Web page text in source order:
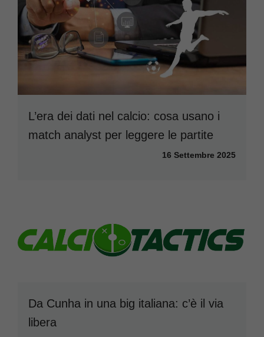
L’era dei dati nel calcio: cosa usano i
match analyst per leggere le partite
16 Settembre 2025
Da Cunha in una big italiana: c’è il via
libera